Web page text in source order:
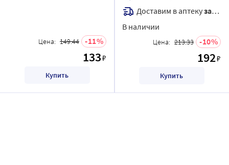
Цена: 149.44 11
133₽
Купить
Доставим в аптекузавтра
В наличии
Цена: 213.33 10
192₽
Купить